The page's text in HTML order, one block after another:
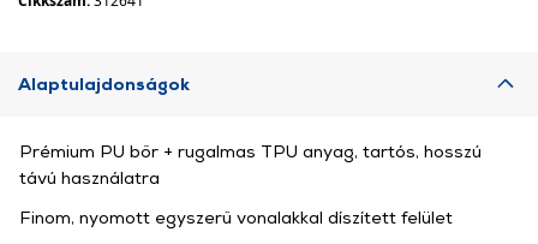
Alaptulajdonságok
Prémium PU bőr + rugalmas TPU anyag, tartós, hosszú
távú használatra
Finom, nyomott egyszerű vonalakkal díszített felület